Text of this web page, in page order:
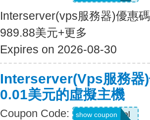
Interserver(vps服務器)優惠
989.88美元+更多
Expires on 2026-08-30
Interserver(vps服務器
0.01美元的虛擬主機
Coupon Code: amazingdeal
show coupon